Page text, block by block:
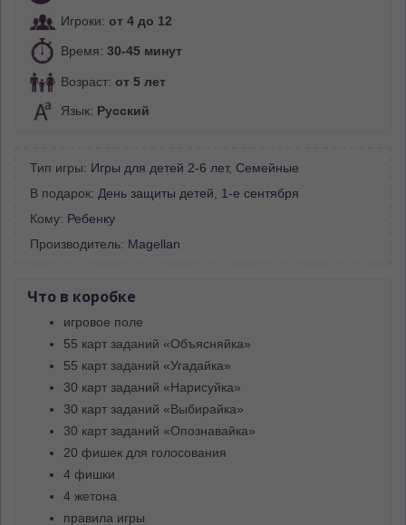
Игроки: от 4 до 12
Время: 30-45 минут
Возраст: от 5 лет
Язык: Русский
Тип игры: Игры для детей 2-6 лет, Семейные
В подарок: День защиты детей
1-е сентября
Кому: Ребенку
Производитель: Magellan
Что в коробке
игровое поле
55 карт заданий «Объясняйка»
55 карт заданий «Угадайка»
30 карт заданий «Нарисуйка»
30 карт заданий «Выбирайка»
30 карт заданий «Опознавайка»
20 фишек для голосования
4 фишки
4 жетона
правила игры